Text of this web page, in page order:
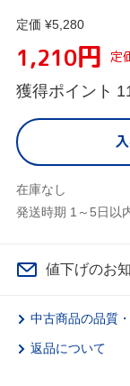
定価 ¥5,280
1,210円 定
獲得ポイント
在庫なし
発送時期 1～5日以
値下げのお
中古商品の品質
返品について